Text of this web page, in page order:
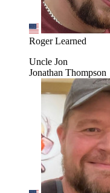
Roger Learned
Uncle Jon
Jonathan Thompson